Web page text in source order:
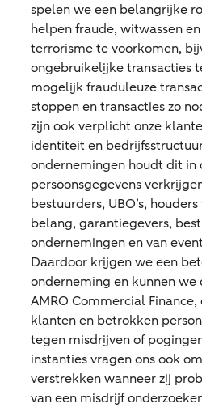
spelen we een belangrijke
helpen fraude, witwassen
terrorisme te voorkomen,
ongebruikelijke transacties
mogelijk frauduleuze
stoppen en transacties zo
zijn ook verplicht onze
identiteit en
ondernemingen houdt dit in
persoonsgegevens
bestuurders, UBO’s,
belang, garantiegevers,
ondernemingen en van
Daardoor krijgen we een
onderneming en kunnen we
AMRO Commercial
klanten en betrokken
tegen misdrijven of
instanties vragen ons ook
verstrekken wanneer zij
van een misdrijf